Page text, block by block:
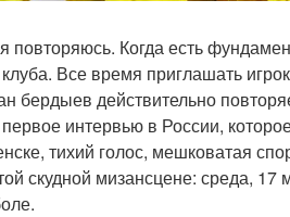
Когда есть
Все время приглашать
бердыев действительно
интервью в России,
тихий голос, мешковатая
скудной мизансцене: среда,